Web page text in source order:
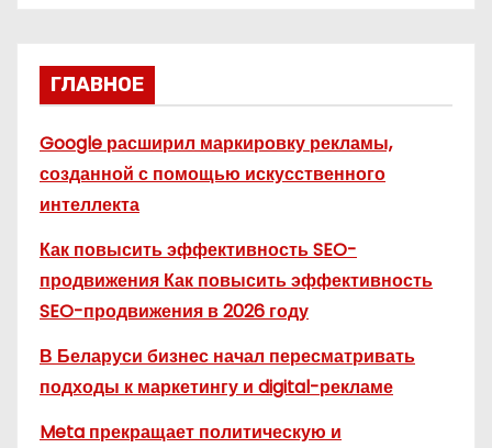
ГЛАВНОЕ
Google расширил маркировку рекламы,
созданной с помощью искусственного
интеллекта
Как повысить эффективность SEO-
продвижения Как повысить эффективность
SEO-продвижения в 2026 году
В Беларуси бизнес начал пересматривать
подходы к маркетингу и digital-рекламе
Meta прекращает политическую и